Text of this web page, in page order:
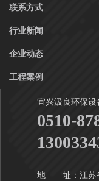
联系方式
行业新闻
企业动态
工程案例
宜兴汲良环保设
0510-
地 址：江苏省